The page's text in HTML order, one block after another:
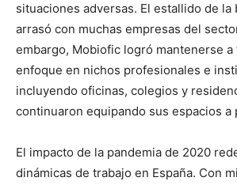
situaciones adversas. El estallido de la
arrasó con muchas empresas del
embargo, Mobiofic logró mantenerse a
enfoque en nichos profesionales e
incluyendo oficinas, colegios y
continuaron equipando sus espacios a
El impacto de la pandemia de 2020
dinámicas de trabajo en España. Con